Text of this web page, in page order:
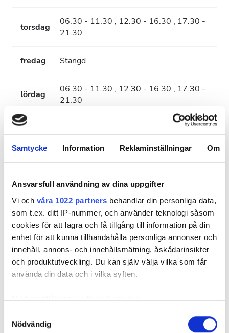
Samtycke Information Reklaminställningar Om
Ansvarsfull användning av dina uppgifter
Vi och våra 1022 partners behandlar din personliga data,
som t.ex. ditt IP-nummer, och använder teknologi såsom
cookies för att lagra och få tillgång till information på din
enhet för att kunna tillhandahålla personliga annonser och
innehåll, annons- och innehållsmätning, åskådarinsikter
och produktutveckling. Du kan själv välja vilka som får
använda din data och i vilka syften.
Med din tillåtelse skulle vi även vilja:
som kan ha en noggrannhet på upp till flera meter
Nödvändig
torsdag
06.30 - 11.30 , 12.30 - 16.30 , 17.30 -
21.30
fredag Stängd
lördag
06.30 - 11.30 , 12.30 - 16.30 , 17.30 -
21.30
söndag
06.30 - 11.30 , 12.30 - 16.30 , 17.30 -
Dr. Ayman Fadlallah